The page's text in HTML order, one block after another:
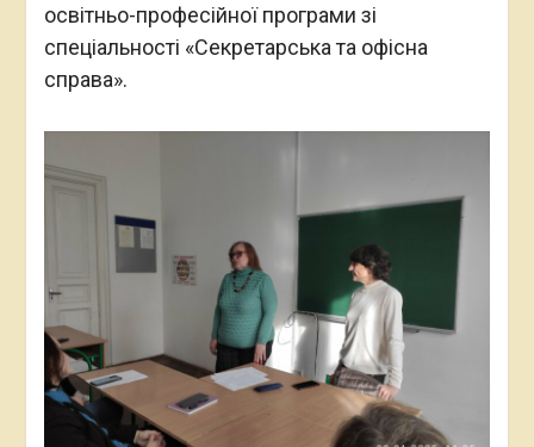
освітньо-професійної програми зі
спеціальності «Секретарська та офісна
справа».